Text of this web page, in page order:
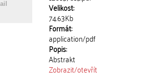
Velikost:
74.63Kb
Formát:
application/pdf
Popis:
Abstrakt
Zobrazit/otevřít